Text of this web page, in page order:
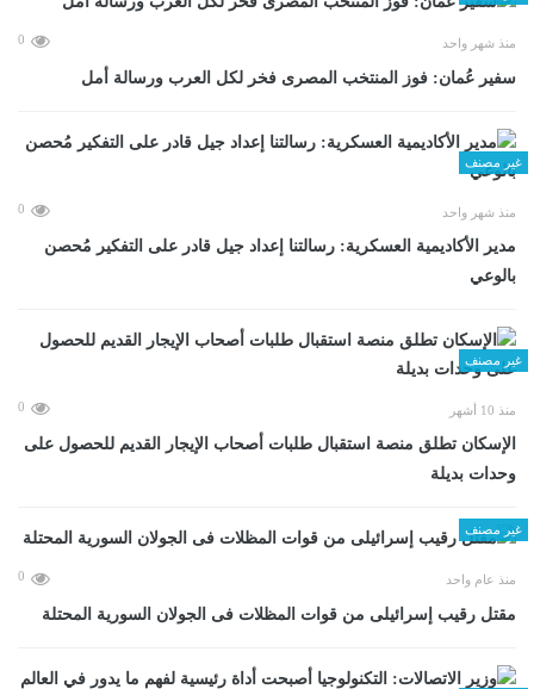
منذ شهر واحد 0
سفير عُمان: فوز المنتخب المصرى فخر لكل العرب ورسالة أمل
غير مصنف
منذ شهر واحد 0
مدير الأكاديمية العسكرية: رسالتنا إعداد جيل قادر على التفكير مُحصن
بالوعي
غير مصنف
منذ 10 أشهر 0
الإسكان تطلق منصة استقبال طلبات أصحاب الإيجار القديم للحصول على
وحدات بديلة
غير مصنف
منذ عام واحد 0
مقتل رقيب إسرائيلى من قوات المظلات فى الجولان السورية المحتلة